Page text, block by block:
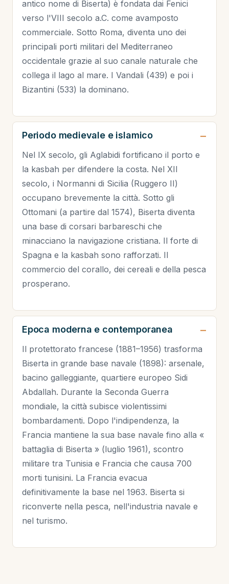
antico nome di Biserta) è fondata dai Fenici
verso l'VIII secolo a.C. come avamposto
commerciale. Sotto Roma, diventa uno dei
principali porti militari del Mediterraneo
occidentale grazie al suo canale naturale che
collega il lago al mare. I Vandali (439) e poi i
Bizantini (533) la dominano.
Periodo medievale e islamico
Nel IX secolo, gli Aglabidi fortificano il porto e
la kasbah per difendere la costa. Nel XII
secolo, i Normanni di Sicilia (Ruggero II)
occupano brevemente la città. Sotto gli
Ottomani (a partire dal 1574), Biserta diventa
una base di corsari barbareschi che
minacciano la navigazione cristiana. Il forte di
Spagna e la kasbah sono rafforzati. Il
commercio del corallo, dei cereali e della pesca
prosperano.
Epoca moderna e contemporanea
Il protettorato francese (1881–1956) trasforma
Biserta in grande base navale (1898): arsenale,
bacino galleggiante, quartiere europeo Sidi
Abdallah. Durante la Seconda Guerra
mondiale, la città subisce violentissimi
bombardamenti. Dopo l'indipendenza, la
Francia mantiene la sua base navale fino alla «
battaglia di Biserta » (luglio 1961), scontro
militare tra Tunisia e Francia che causa 700
morti tunisini. La Francia evacua
definitivamente la base nel 1963. Biserta si
riconverte nella pesca, nell'industria navale e
nel turismo.